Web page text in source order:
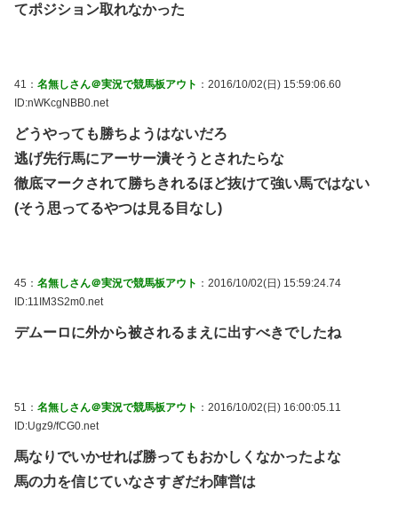
てポジション取れなかった
41： 名無しさん＠実況で競馬板アウト ：2016/10/02(日) 15:59:06.60
ID:nWKcgNBB0.net
どうやっても勝ちようはないだろ
逃げ先行馬にアーサー潰そうとされたらな
徹底マークされて勝ちきれるほど抜けて強い馬ではない
(そう思ってるやつは見る目なし)
45： 名無しさん＠実況で競馬板アウト ：2016/10/02(日) 15:59:24.74
ID:11IM3S2m0.net
デムーロに外から被されるまえに出すべきでしたね
51： 名無しさん＠実況で競馬板アウト ：2016/10/02(日) 16:00:05.11
ID:Ugz9/fCG0.net
馬なりでいかせれば勝ってもおかしくなかったよな
馬の力を信じていなさすぎだわ陣営は